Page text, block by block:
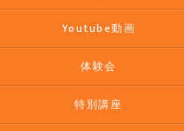
Youtube動画
体験会
特別講座